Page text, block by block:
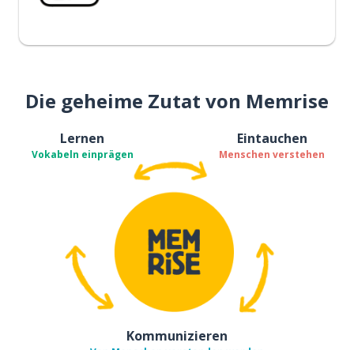
Die geheime Zutat von Memrise
Lernen
Vokabeln einprägen
Eintauchen
Menschen verstehen
Kommunizieren